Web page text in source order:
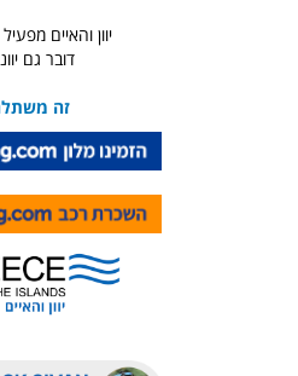
יוון והאיים מפעיל
דובר גם
זה